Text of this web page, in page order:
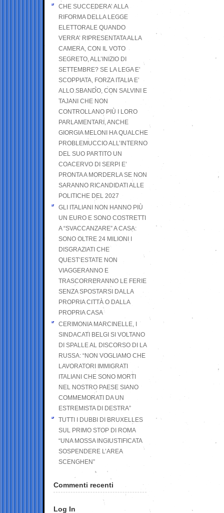
CHE SUCCEDERA’ ALLA
RIFORMA DELLA LEGGE
ELETTORALE QUANDO
VERRA’ RIPRESENTATA ALLA
CAMERA, CON IL VOTO
SEGRETO, ALL’INIZIO DI
SETTEMBRE? SE LA LEGA E’
SCOPPIATA, FORZA ITALIA E’
ALLO SBANDO, CON SALVINI E
TAJANI CHE NON
CONTROLLANO PIÙ I LORO
PARLAMENTARI, ANCHE
GIORGIA MELONI HA QUALCHE
PROBLEMUCCIO ALL’INTERNO
DEL SUO PARTITO UN
COACERVO DI SERPI E’
PRONTA A MORDERLA SE NON
SARANNO RICANDIDATI ALLE
POLITICHE DEL 2027
GLI ITALIANI NON HANNO PIÙ
UN EURO E SONO COSTRETTI
A “SVACCANZARE” A CASA:
SONO OLTRE 24 MILIONI I
DISGRAZIATI CHE
QUEST’ESTATE NON
VIAGGERANNO E
TRASCORRERANNO LE FERIE
SENZA SPOSTARSI DALLA
PROPRIA CITTÀ O DALLA
PROPRIA CASA
CERIMONIA MARCINELLE, I
SINDACATI BELGI SI VOLTANO
DI SPALLE AL DISCORSO DI LA
RUSSA: “NON VOGLIAMO CHE
LAVORATORI IMMIGRATI
ITALIANI CHE SONO MORTI
NEL NOSTRO PAESE SIANO
COMMEMORATI DA UN
ESTREMISTA DI DESTRA”
TUTTI I DUBBI DI BRUXELLES
SUL PRIMO STOP DI ROMA
“UNA MOSSA INGIUSTIFICATA
SOSPENDERE L’AREA
SCENGHEN”
Commenti recenti
Log In